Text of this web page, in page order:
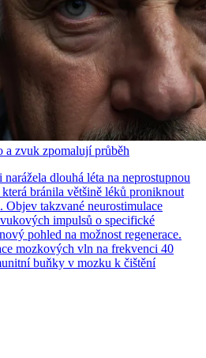
a zvuk zpomalují průběh
dlouhá léta na neprostupnou
bránila většině léků proniknout
takzvané neurostimulace
impulsů o specifické
pohled na možnost regenerace.
mozkových vln na frekvenci 40
buňky v mozku k čištění